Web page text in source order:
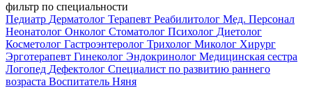
фильтр по специальности
Педиатр Дерматолог Терапевт Реабилитолог Мед. Персонал
Неонатолог Онколог Стоматолог Психолог Диетолог
Косметолог Гастроэнтеролог Трихолог Миколог Хирург
Эрготерапевт Гинеколог Эндокринолог Медицинская сестра
Логопед Дефектолог Специалист по развитию раннего
возраста Воспитатель Няня